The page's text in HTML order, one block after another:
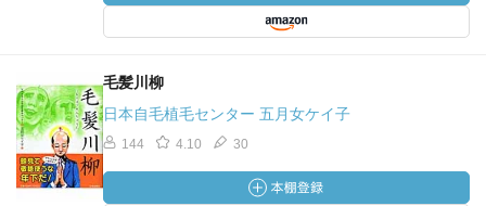
毛髪川柳
日本自毛植毛センター 五月女ケイ子
144 4.10 30